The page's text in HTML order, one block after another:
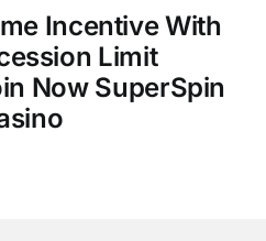
Incentive With
Limit
Now SuperSpin